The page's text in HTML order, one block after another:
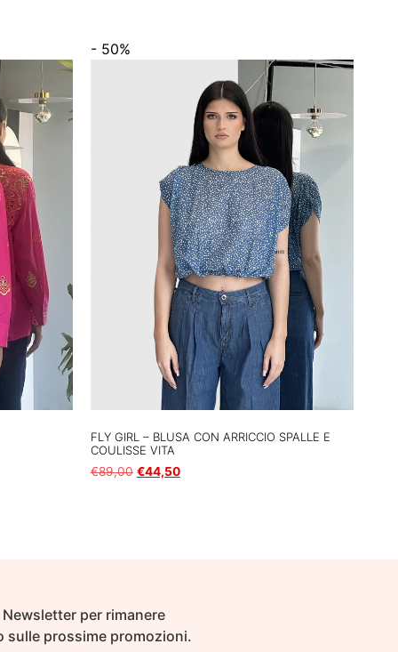
- 50%
FLY GIRL – BLUSA CON ARRICCIO SPALLE E
COULISSE VITA
€89,00 €44,50
per rimanere
sulle prossime promozioni.